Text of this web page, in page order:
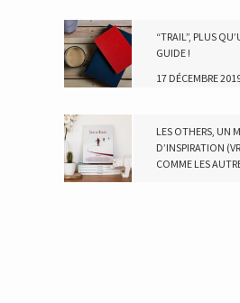
“TRAIL”, PLUS
GUIDE !
17 DÉCEMBRE
LES OTHERS, UN
D’INSPIRATION
COMME LES